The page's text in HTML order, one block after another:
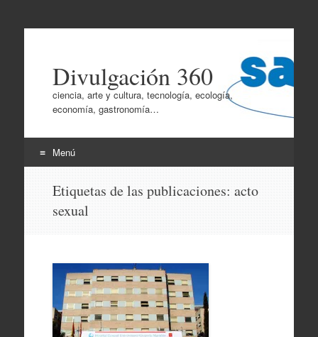
Divulgación 360
ciencia, arte y cultura, tecnología, ecología,
economía, gastronomía…
Menú
contenido
Etiquetas de las publicaciones: acto
sexual